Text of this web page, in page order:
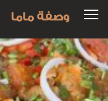
وصفة ماما